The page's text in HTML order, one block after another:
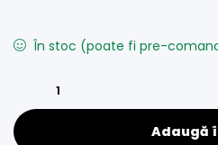
În stoc (poate fi pre-
Adaugă